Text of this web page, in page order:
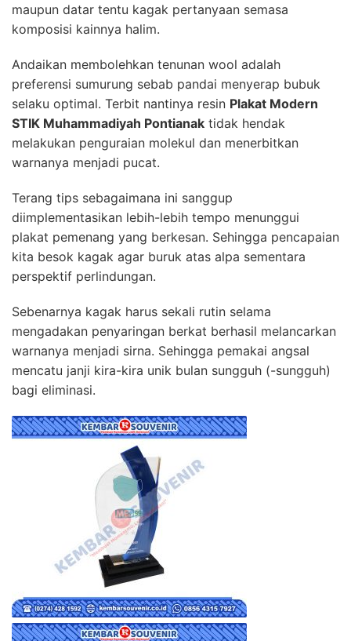
maupun datar tentu kagak pertanyaan semasa
komposisi kainnya halim.
Andaikan membolehkan tenunan wool adalah
preferensi sumurung sebab pandai menyerap bubuk
selaku optimal. Terbit nantinya resin Plakat Modern
STIK Muhammadiyah Pontianak tidak hendak
melakukan penguraian molekul dan menerbitkan
warnanya menjadi pucat.
Terang tips sebagaimana ini sanggup
diimplementasikan lebih-lebih tempo menunggui
plakat pemenang yang berkesan. Sehingga pencapaian
kita besok kagak agar buruk atas alpa sementara
perspektif perlindungan.
Sebenarnya kagak harus sekali rutin selama
mengadakan penyaringan berkat berhasil melancarkan
warnanya menjadi sirna. Sehingga pemakai angsal
mencatu janji kira-kira unik bulan sungguh (-sungguh)
bagi eliminasi.